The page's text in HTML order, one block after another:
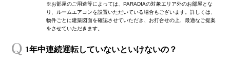
※お部屋のご用途等によっては、PARADIAの対象エリア外のお部屋とな
り、ルームエアコンを設置いただいている場合もございます。詳しくは、
物件ごとに建築図面を確認させていただき、お打合せの上、最適なご提案
をさせていただきます。
1年中連続運転していないといけないの？